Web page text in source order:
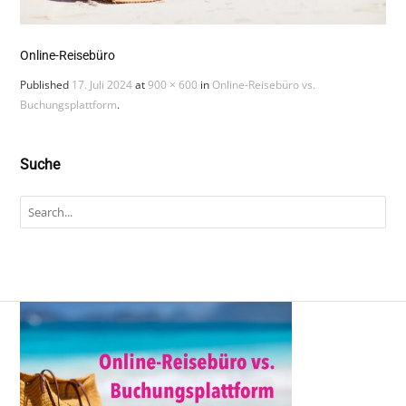
Online-Reisebüro
Published 17. Juli 2024at900 × 600 in Online-Reisebüro vs.
Buchungsplattform.
Suche